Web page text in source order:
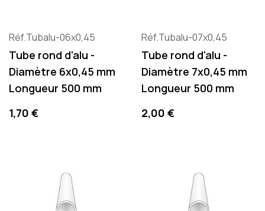
Réf.Tubalu-06x0,45
Tube rond d'alu -
Diamètre 6x0,45 mm
Longueur 500 mm
Precio
1,70 €
Réf.Tubalu-07x0,45
Tube rond d'alu -
Diamètre 7x0,45 mm
Longueur 500 mm
Precio
2,00 €